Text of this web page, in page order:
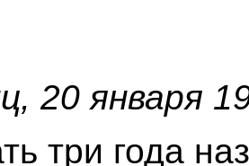
20 января
три года